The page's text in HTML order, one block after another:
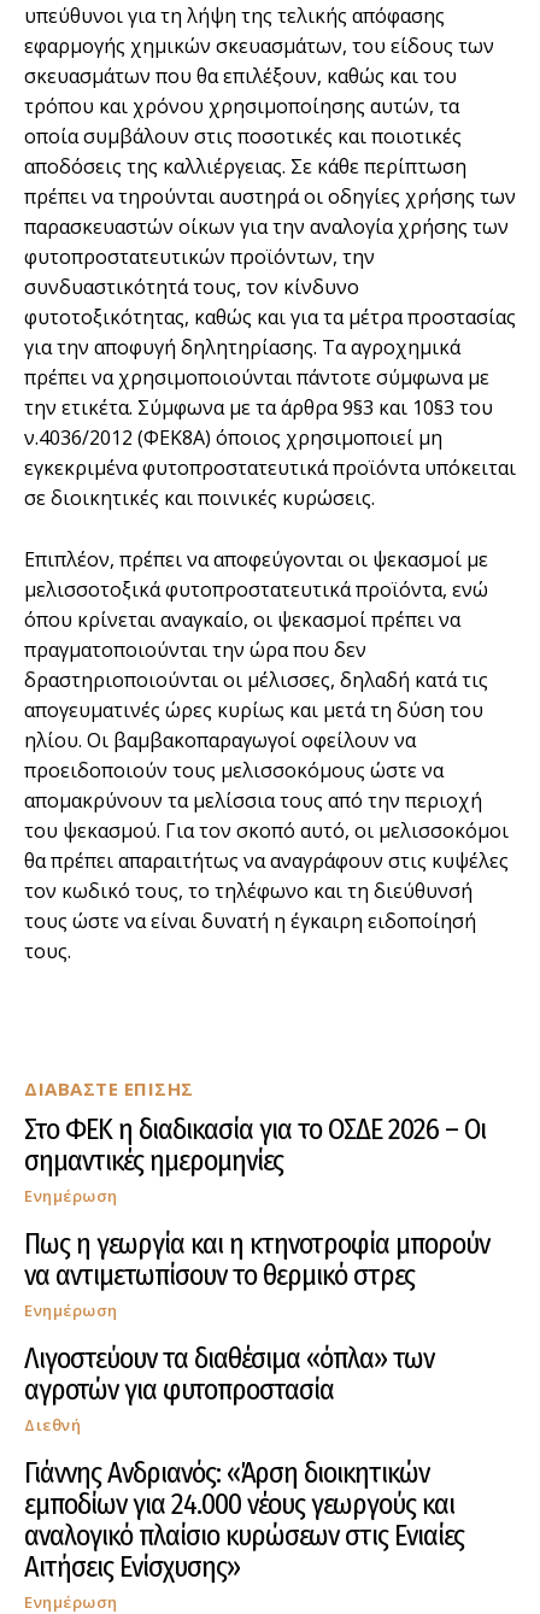
ΔΙΑΒΑΣΤΕ ΕΠΙΣΗΣ
Στο ΦΕΚ η διαδικασία για το ΟΣΔΕ 2026 – Οι
σημαντικές ημερομηνίες
Ενημέρωση
Πως η γεωργία και η κτηνοτροφία μπορούν
να αντιμετωπίσουν το θερμικό στρες
Ενημέρωση
Λιγοστεύουν τα διαθέσιμα «όπλα» των
αγροτών για φυτοπροστασία
Διεθνή
Γιάννης Ανδριανός: «Άρση διοικητικών
εμποδίων για 24.000 νέους γεωργούς και
αναλογικό πλαίσιο κυρώσεων στις Ενιαίες
Αιτήσεις Ενίσχυσης»
Ενημέρωση
υπεύθυνοι για τη λήψη της τελικής απόφασης
εφαρμογής χημικών σκευασμάτων, του είδους των
σκευασμάτων που θα επιλέξουν, καθώς και του
τρόπου και χρόνου χρησιμοποίησης αυτών, τα
οποία συμβάλουν στις ποσοτικές και ποιοτικές
αποδόσεις της καλλιέργειας. Σε κάθε περίπτωση
πρέπει να τηρούνται αυστηρά οι οδηγίες χρήσης των
παρασκευαστών οίκων για την αναλογία χρήσης των
φυτοπροστατευτικών προϊόντων, την
συνδυαστικότητά τους, τον κίνδυνο
φυτοτοξικότητας, καθώς και για τα μέτρα προστασίας
για την αποφυγή δηλητηρίασης. Τα αγροχημικά
πρέπει να χρησιμοποιούνται πάντοτε σύμφωνα με
την ετικέτα. Σύμφωνα με τα άρθρα 9§3 και 10§3 του
ν.4036/2012 (ΦΕΚ8Α) όποιος χρησιμοποιεί μη
εγκεκριμένα φυτοπροστατευτικά προϊόντα υπόκειται
σε διοικητικές και ποινικές κυρώσεις.
Επιπλέον, πρέπει να αποφεύγονται οι ψεκασμοί με
μελισσοτοξικά φυτοπροστατευτικά προϊόντα, ενώ
όπου κρίνεται αναγκαίο, οι ψεκασμοί πρέπει να
πραγματοποιούνται την ώρα που δεν
δραστηριοποιούνται οι μέλισσες, δηλαδή κατά τις
απογευματινές ώρες κυρίως και μετά τη δύση του
ηλίου. Οι βαμβακοπαραγωγοί οφείλουν να
προειδοποιούν τους μελισσοκόμους ώστε να
απομακρύνουν τα μελίσσια τους από την περιοχή
του ψεκασμού. Για τον σκοπό αυτό, οι μελισσοκόμοι
θα πρέπει απαραιτήτως να αναγράφουν στις κυψέλες
τον κωδικό τους, το τηλέφωνο και τη διεύθυνσή
τους ώστε να είναι δυνατή η έγκαιρη ειδοποίησή
τους.